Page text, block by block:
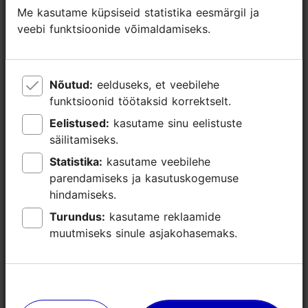
Lisainfo
Loe lähemalt
Me kasutame küpsiseid statistika eesmärgil ja
veebi funktsioonide võimaldamiseks.
Nõutud:
funktsioonid töötaksid korrektselt.
Eelistused:
säilitamiseks.
Statistika:
parendamiseks ja kasutuskogemuse
hindamiseks.
Turundus:
muutmiseks sinule asjakohasemaks.
Me kasutame küpsiseid statistika eesmärgil ja
veebi funktsioonide võimaldamiseks.
Nõutud:
funktsioonid töötaksid korrektselt.
Eelistused:
säilitamiseks.
Statistika:
parendamiseks ja kasutuskogemuse
hindamiseks.
Turundus:
muutmiseks sinule asjakohasemaks.